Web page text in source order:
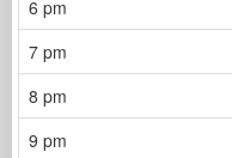
6 pm
7 pm
8 pm
9 pm